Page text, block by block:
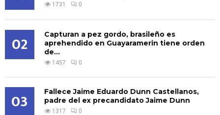
1731 0
02
Capturan a pez gordo, brasileño es
aprehendido en Guayaramerin tiene orden
de...
1457 0
03
Fallece Jaime Eduardo Dunn Castellanos,
padre del ex precandidato Jaime Dunn
1317 0